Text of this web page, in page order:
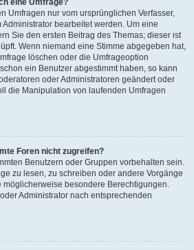
eine Umfrage?
Umfragen nur vom ursprünglichen Verfasser,
bearbeitet werden. Um eine
Sie den ersten Beitrag des Themas; dieser ist
Wenn niemand eine Stimme abgegeben hat,
löschen oder die Umfrageoption
ein Benutzer abgestimmt haben, so kann
oder Administratoren geändert oder
die Manipulation von laufenden Umfragen
Foren nicht zugreifen?
Benutzern oder Gruppen vorbehalten sein.
zu lesen, zu schreiben oder andere Vorgänge
möglicherweise besondere Berechtigungen.
Administrator nach entsprechenden